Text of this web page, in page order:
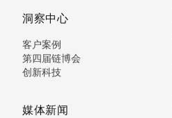
洞察中心
客户案例
第四届链博会
创新科技
媒体新闻